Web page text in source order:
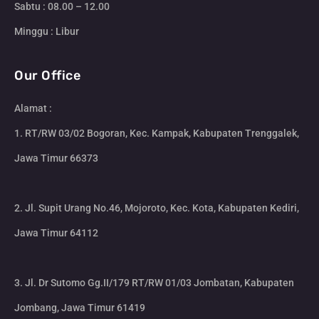
Sabtu : 08.00 – 12.00
Minggu : Libur
Our Office
Alamat :
1. RT/RW 03/02 Bogoran, Kec. Kampak, Kabupaten Trenggalek,
Jawa Timur 66373
2. Jl. Supit Urang No.46, Mojoroto, Kec. Kota, Kabupaten Kediri,
Jawa Timur 64112
3. Jl. Dr Sutomo Gg.II/179 RT/RW 01/03 Jombatan, Kabupaten
Jombang, Jawa Timur 61419